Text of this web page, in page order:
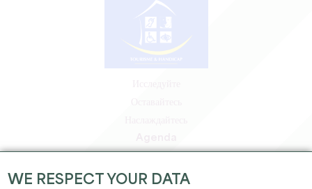
Зона для участников
WE RESPECT YOUR DATA